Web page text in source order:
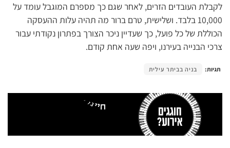
לקבלת העובדים הזרים, לאחר שגם כך מספרם המוגבל עומד על
10,000 בלבד. ושלישית, טרם ברור מה תהיה עלות ההעסקה
הכוללת של כל פועל, כך שעדיין ניכר הצורך בפתרון נקודתי עבור
צרכי הבנייה בעירנו, ויפה שעה אחת קודם.
תגיות: בניה בביתר עילית